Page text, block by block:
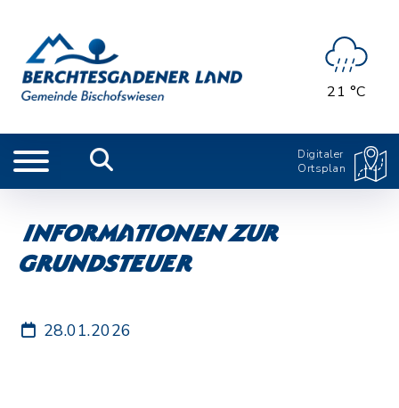
21 °C
Digitaler
Ortsplan
Informationen zur
Grundsteuer
28.01.2026